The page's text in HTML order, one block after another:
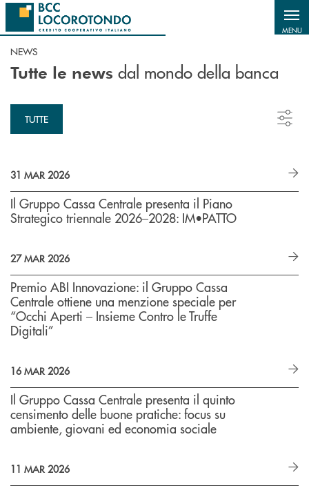
Salta al contenuto principale
MENU
NEWS
Tutte le news dal mondo della banca
TUTTE
31 MAR 2026
Il Gruppo Cassa Centrale presenta il Piano
Strategico triennale 2026–2028: IM•PATTO
27 MAR 2026
Premio ABI Innovazione: il Gruppo Cassa
Centrale ottiene una menzione speciale per
“Occhi Aperti – Insieme Contro le Truffe
Digitali”
16 MAR 2026
Il Gruppo Cassa Centrale presenta il quinto
censimento delle buone pratiche: focus su
ambiente, giovani ed economia sociale
11 MAR 2026